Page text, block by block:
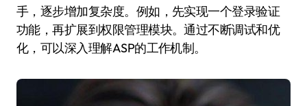
手，逐步增加复杂度。例如，先实现一个登录验证
功能，再扩展到权限管理模块。通过不断调试和优
化，可以深入理解ASP的工作机制。